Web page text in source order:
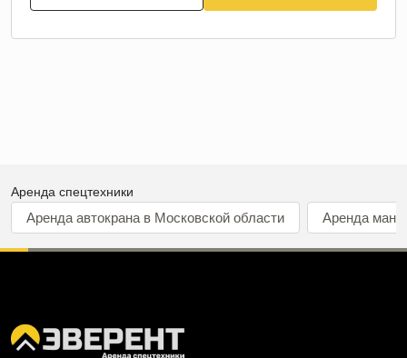
Аренда спецтехники
Аренда автокрана в Московской области Аренда